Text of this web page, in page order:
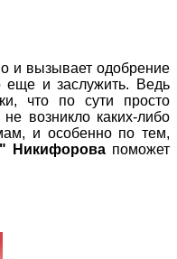
и вызывает одобрение
еще и заслужить. Ведь
что по сути просто
возникло каких-либо
и особенно по тем,
Никифоровапоможет